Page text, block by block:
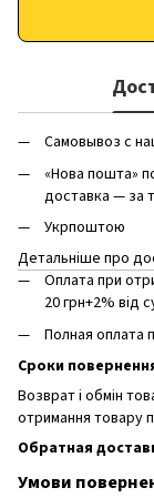
Самовывоз с
«Нова пошта»
доставка — за
Укрпоштою
Детальніше про
Оплата при
20 грн+2% від
Полная оплата
Сроки
Возврат і обмін
отримання товару
Обратная
Умови